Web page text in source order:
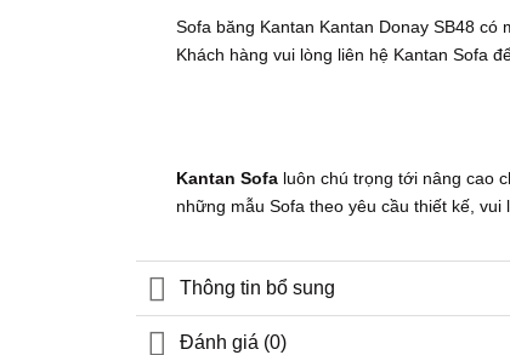
Sofa băng Kantan Kantan Donay SB48
Khách hàng vui lòng liên hệ Kantan Sofa
Kantan Sofa luôn chú trọng tới nâng cao
những mẫu Sofa theo yêu cầu thiết kế,
Thông tin bổ sung
Đánh giá (0)